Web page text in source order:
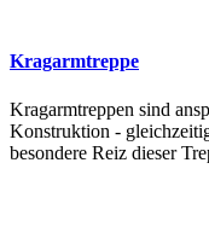
Kragarmtreppe
Kragarmtreppen sind
Konstruktion -
besondere Reiz dieser